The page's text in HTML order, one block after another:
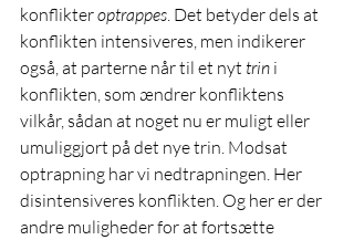
konflikter optrappes . Det betyder dels at
konflikten intensiveres, men indikerer
også, at parterne når til et nyt trin i
konflikten, som ændrer konfliktens
vilkår, sådan at noget nu er muligt eller
umuliggjort på det nye trin. Modsat
optrapning har vi nedtrapningen. Her
disintensiveres konflikten. Og her er der
andre muligheder for at fortsætte